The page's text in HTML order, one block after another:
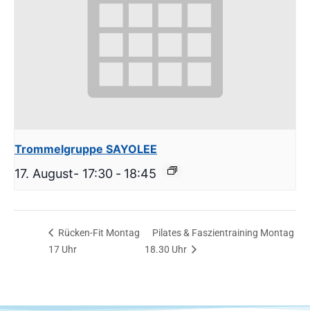
Trommelgruppe SAYOLEE
17. August- 17:30 - 18:45
Rücken-Fit Montag
17 Uhr
Pilates & Faszientraining Montag
18.30 Uhr